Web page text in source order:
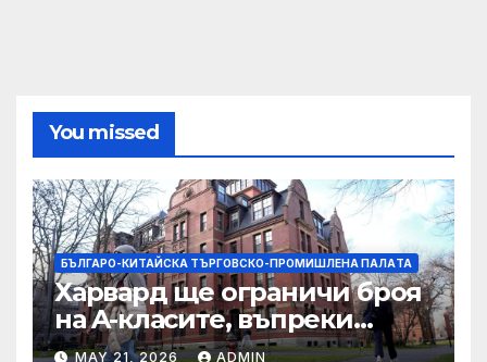
You missed
БЪЛГАРО-КИТАЙСКА ТЪРГОВСКО-ПРОМИШЛЕНА ПАЛAТА
Харвард ще ограничи броя
на A-класите, въпреки
силната съпротива на
MAY 21, 2026 ADMIN